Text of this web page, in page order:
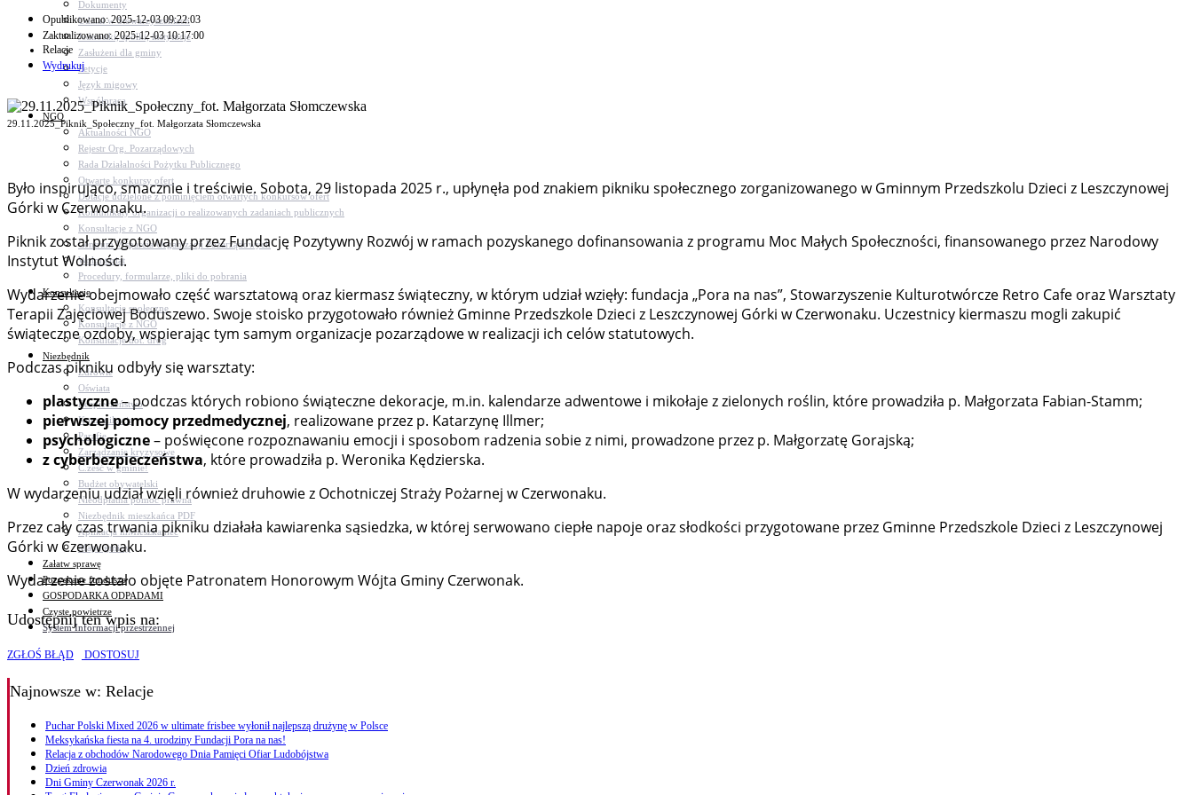
Dokumenty
Udział w Stowarzyszeniach
Jednostki, spółki, instytucje
Zasłużeni dla gminy
Petycje
Język migowy
Współpraca
NGO
Aktualności NGO
Rejestr Org. Pozarządowych
Rada Działalności Pożytku Publicznego
Otwarte konkursy ofert
Dotacje udzielone z pominięciem otwartych konkursów ofert
Komunikaty organizacji o realizowanych zadaniach publicznych
Konsultacje z NGO
Centrum Wsparcia Organizacji Pozarządowych
Wolontariat
Procedury, formularze, pliki do pobrania
Konsultacje
Konsultacje społeczne
Konsultacje z NGO
Konsultacje dot. dróg
Niezbędnik
Zdrowie
Oświata
Bezpieczeństwo
Komunikacja
Parafie
Zarządzanie kryzysowe
C.ześć w gminie!
Budżet obywatelski
Nieodpłatna pomoc prawna
Niezbędnik mieszkańca PDF
Aplikacja mMieszkaniec
Mapa gminy
Załatw sprawę
Pozyskane fundusze
GOSPODARKA ODPADAMI
Czyste powietrze
System Informacji przestrzennej
Opublikowano: 2025-12-03 09:22:03
Zaktualizowano: 2025-12-03 10:17:00
Relacje
Wydrukuj
29.11.2025_Piknik_Społeczny_fot. Małgorzata Słomczewska
Było inspirująco, smacznie i treściwie. Sobota, 29 listopada 2025 r., upłynęła pod znakiem pikniku społecznego zorganizowanego w Gminnym Przedszkolu Dzieci z Leszczynowej
Górki w Czerwonaku.
Piknik został przygotowany przez Fundację Pozytywny Rozwój w ramach pozyskanego dofinansowania z programu Moc Małych Społeczności, finansowanego przez Narodowy
Instytut Wolności.
Wydarzenie obejmowało część warsztatową oraz kiermasz świąteczny, w którym udział wzięły: fundacja „Pora na nas”, Stowarzyszenie Kulturotwórcze Retro Cafe oraz Warsztaty
Terapii Zajęciowej Boduszewo. Swoje stoisko przygotowało również Gminne Przedszkole Dzieci z Leszczynowej Górki w Czerwonaku. Uczestnicy kiermaszu mogli zakupić
świąteczne ozdoby, wspierając tym samym organizacje pozarządowe w realizacji ich celów statutowych.
Podczas pikniku odbyły się warsztaty:
plastyczne– podczas których robiono świąteczne dekoracje, m.in. kalendarze adwentowe i mikołaje z zielonych roślin, które prowadziła p. Małgorzata Fabian-Stamm;
pierwszej pomocy przedmedycznej, realizowane przez p. Katarzynę Illmer;
psychologiczne– poświęcone rozpoznawaniu emocji i sposobom radzenia sobie z nimi, prowadzone przez p. Małgorzatę Gorajską;
z cyberbezpieczeństwa, które prowadziła p. Weronika Kędzierska.
W wydarzeniu udział wzięli również druhowie z Ochotniczej Straży Pożarnej w Czerwonaku.
Przez cały czas trwania pikniku działała kawiarenka sąsiedzka, w której serwowano ciepłe napoje oraz słodkości przygotowane przez Gminne Przedszkole Dzieci z Leszczynowej
Górki w Czerwonaku.
Wydarzenie zostało objęte Patronatem Honorowym Wójta Gminy Czerwonak.
Udostępnij ten wpis na:
ZGŁOŚ BŁĄD DOSTOSUJ
Najnowsze w: Relacje
Puchar Polski Mixed 2026 w ultimate frisbee wyłonił najlepszą drużynę w Polsce
Meksykańska fiesta na 4. urodziny Fundacji Pora na nas!
Relacja z obchodów Narodowego Dnia Pamięci Ofiar Ludobójstwa
Dzień zdrowia
Dni Gminy Czerwonak 2026 r.